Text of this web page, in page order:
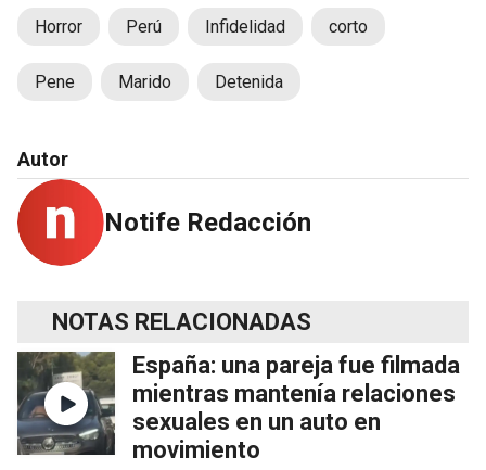
Horror Perú Infidelidad corto
Pene Marido Detenida
Autor
Notife Redacción
NOTAS RELACIONADAS
España: una pareja fue filmada
mientras mantenía relaciones
sexuales en un auto en
movimiento